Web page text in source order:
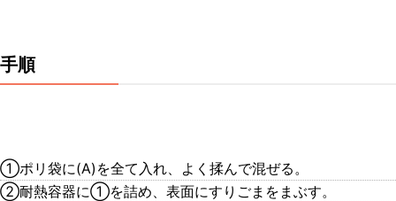
手順
①ポリ袋に(A)を全て入れ、よく揉んで混ぜる。
②耐熱容器に①を詰め、表面にすりごまをまぶす。